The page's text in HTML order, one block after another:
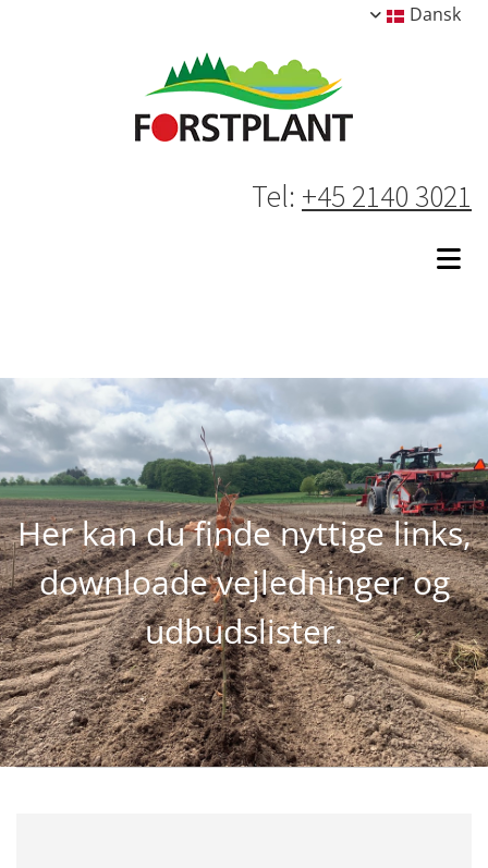
Dansk
Tel: +45 2140 3021
Her kan du finde nyttige links,
downloade vejledninger og
udbudslister.